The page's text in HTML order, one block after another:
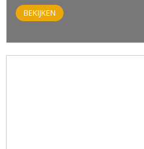
BEKIJKEN